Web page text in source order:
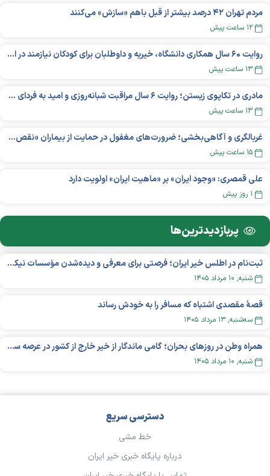
مردم تهران ۴۲ درصد بیشتر از قبل باهم «سازش» می‌کنند
۱۲ ساعت پیش
روایت ۶۰ سال همکاری دانشگاه، خیریه و داوطلبان برای کودکان نیازمند در استرالیا
۱۳ ساعت پیش
مادری در تکاپوی زیستن؛ روایت ۶ سال مراقبت شبانه‌روزی و امید به فردای «نورا»
۱۳ ساعت پیش
غربالگری و آگاهی‌بخشی؛ ضرورت‌های مغفول در حمایت از بیماران «نقص ایمنی اولیه»
۱۵ ساعت پیش
علی قمصری: «وجود ایران» بر «ماهیت ایران» اولویت دارد
۱ روز پیش
پربازدید‌ترین‌ها
ثبت‌نام در اطلس خیر ایران؛ فرصتی برای معرفی و دیده‌شدن مؤسسات نیکوکاری
شنبه, ۱۰ مرداد ۱۴۰۵
قصهٔ مقصدی اشتباه که مسافر را به خودش رساند
سه‌شنبه, ۱۳ مرداد ۱۴۰۵
همراه وطن در روزهای بحران؛ گامی ماندگار از خیر خارج از کشور در عرصه سلامت
شنبه, ۱۰ مرداد ۱۴۰۵
دسترسی سریع
خط مشی
درباره پایگاه خبری خیر ایران